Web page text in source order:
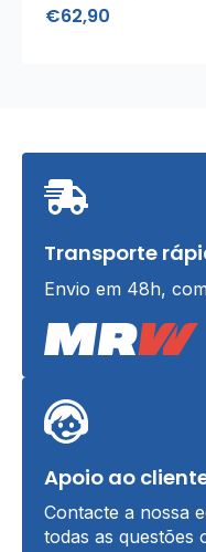
€62,90
Transporte
Envio em 48h,
Apoio ao
Contacte a nossa
todas as questões